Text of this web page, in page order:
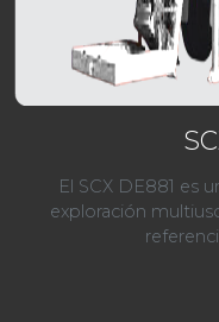
El SCX DE881 es
exploración